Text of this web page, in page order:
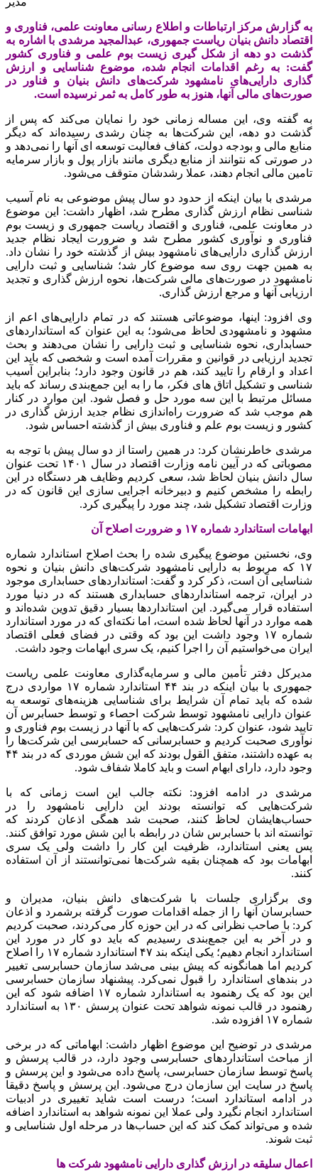
به گزارش مرکز ارتباطات و اطلاع رسانی معاونت علمی، فناوری و
اقتصاد دانش بنیان ریاست جمهوری، عبدالمجید مرشدی با اشاره به
گذشت دو دهه از شکل گیری زیست بوم علمی و فناوری کشور
گفت: به رغم اقدامات انجام شده، موضوع شناسایی و ارزش
گذاری دارایی‌های نامشهود شرکت‌های دانش بنیان و فناور در
صورت‌های مالی آنها، هنوز به طور کامل به ثمر نرسیده است.
به گفته وی، این مساله زمانی خود را نمایان می‌کند که پس از
گذشت دو دهه، این شرکت‌ها به چنان رشدی رسیده‌اند که دیگر
منابع مالی و بودجه دولت، کفاف فعالیت توسعه ‏ای آنها را نمی‌دهد و
در صورتی که نتوانند از منابع دیگری مانند بازار پول و بازار سرمایه
تامین مالی انجام دهند، عملا رشدشان متوقف می‌شود.
مرشدی با بیان اینکه از حدود دو سال پیش موضوعی به نام آسیب
شناسی نظام ارزش گذاری مطرح شد، اظهار داشت: این موضوع
در معاونت علمی، فناوری و اقتصاد ریاست جمهوری و زیست بوم
فناوری و نوآوری کشور مطرح شد و ضرورت ایجاد نظام جدید
ارزش گذاری دارایی‌های نامشهود بیش از گذشته خود را نشان داد.
به همین جهت روی سه موضوع کار شد؛ شناسایی و ثبت دارایی
نامشهود در صورت‌های مالی شرکت‌ها، نحوه ارزش گذاری و تجدید
ارزیابی آنها و مرجع ارزش گذاری.
وی افزود: اینها، موضوعاتی هستند که در تمام دارایی‌های اعم از
مشهود و نامشهودی لحاظ می‌شود؛ به این عنوان که استانداردهای
حسابداری، نحوه شناسایی و ثبت دارایی را نشان می‌دهند و بحث
تجدید ارزیابی در قوانین و مقررات آمده است و شخصی که باید این
اعداد و ارقام را تایید کند، هم در قانون وجود دارد؛ بنابراین آسیب
شناسی و تشکیل اتاق های فکر، ما را به این جمع‌بندی رساند که باید
مسائل مرتبط با این سه مورد حل و فصل شود. این موارد در کنار
هم موجب شد که ضرورت راه‌اندازی نظام جدید ارزش گذاری در
کشور و زیست بوم علم و فناوری بیش از گذشته احساس شود.
مرشدی خاطرنشان کرد: در همین راستا از دو سال پیش با توجه به
مصوباتی که در آیین نامه وزارت اقتصاد در سال ۱۴۰۱ تحت عنوان
سال دانش بنیان لحاظ شد، سعی کردیم وظایف هر دستگاه در این
رابطه را مشخص کنیم و دبیرخانه اجرایی سازی این قانون که در
وزارت اقتصاد تشکیل شد، چند مورد را پیگیری کرد.
ابهامات استاندارد شماره ۱۷ و ضرورت اصلاح آن
وی، نخستین موضوع پیگیری شده را بحث اصلاح استاندارد شماره
۱۷ که مربوط به دارایی نامشهود شرکت‌های دانش بنیان و نحوه
شناسایی آن است، ذکر کرد و گفت: استانداردهای حسابداری موجود
در ایران، ترجمه استانداردهای حسابداری هستند که در دنیا مورد
استفاده قرار می‌گیرد. این استانداردها بسیار دقیق تدوین شده‌اند و
همه موارد در آنها لحاظ شده است، اما نکته‌ای که در مورد استاندارد
شماره ۱۷ وجود داشت این بود که وقتی در فضای فعلی اقتصاد
ایران می‌خواستیم آن را اجرا کنیم، یک سری ابهامات وجود داشت.
مدیرکل دفتر تأمین مالی و سرمایه‌گذاری معاونت علمی ریاست
جمهوری با بیان اینکه در بند ۴۴ استاندارد شماره ۱۷ مواردی درج
شده که باید تمام آن شرایط برای شناسایی هزینه‌های توسعه به
عنوان دارایی نامشهود توسط شرکت احصاء و توسط حسابرس آن
تایید شود، عنوان کرد: شرکت‌هایی که با آنها در زیست بوم فناوری و
نوآوری صحبت کردیم و حسابرسانی که حسابرسی این شرکت‌ها را
به عهده داشتند، متفق القول بودند که این شش موردی که در بند ۴۴
وجود دارد، دارای ابهام است و باید کاملا شفاف شود.
مرشدی در ادامه افزود: نکته جالب این است زمانی که با
شرکت‌هایی که توانسته بودند این دارایی نامشهود را در
حساب‌هایشان لحاظ کنند، صحبت شد همگی اذعان کردند که
توانسته اند با حسابرس شان در رابطه با این شش مورد توافق کنند.
پس یعنی استاندارد، ظرفیت این کار را داشت ولی یک سری
ابهامات بود که همچنان بقیه شرکت‌ها نمی‌توانستند از آن استفاده
کنند.
وی برگزاری جلسات با شرکت‌های دانش بنیان، مدیران و
حسابرسان آنها را از جمله اقدامات صورت گرفته برشمرد و اذعان
کرد: با صاحب نظرانی که در این حوزه کار می‌کردند، صحبت کردیم
و در آخر به این جمع‌بندی رسیدیم که باید دو کار در مورد این
استاندارد انجام دهیم؛ یکی اینکه بند ۴۷ استاندارد شماره ۱۷ را اصلاح
کردیم اما همانگونه که پیش بینی می‌شد سازمان حسابرسی تغییر
در بندهای استاندارد را قبول نمی‌کرد. پیشنهاد سازمان حسابرسی
این بود که یک رهنمود به استاندارد شماره ۱۷ اضافه شود که این
رهنمود در قالب نمونه شواهد تحت عنوان پرسش ۱۳۰ به استاندارد
شماره ۱۷ افزوده شد.
مرشدی در توضیح این موضوع اظهار داشت: ابهاماتی که در برخی
از مباحث استانداردهای حسابرسی وجود دارد، در قالب پرسش و
پاسخ توسط سازمان حسابرسی، پاسخ داده می‌شود و این پرسش و
پاسخ در سایت این سازمان درج می‌شود. این پرسش و پاسخ دقیقا
در ادامه استاندارد است؛ درست است شاید تغییری در ادبیات
استاندارد انجام نگیرد ولی عملا این نمونه شواهد به استاندارد اضافه
شده و می‌تواند کمک کند که این حساب‌ها در مرحله اول شناسایی و
ثبت شوند.
اعمال سلیقه در ارزش گذاری دارایی نامشهود شرکت ها